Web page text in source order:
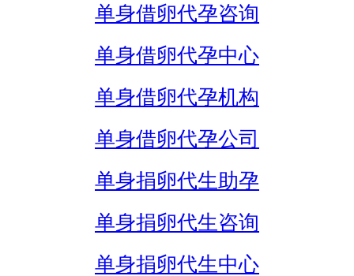
单身借卵代孕咨询
单身借卵代孕中心
单身借卵代孕机构
单身借卵代孕公司
单身捐卵代生助孕
单身捐卵代生咨询
单身捐卵代生中心